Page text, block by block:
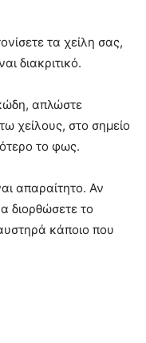
τα χείλη σας,
διακριτικό.
απλώστε
χείλους, στο σημείο
το φως.
απαραίτητο. Αν
διορθώσετε το
κάποιο που